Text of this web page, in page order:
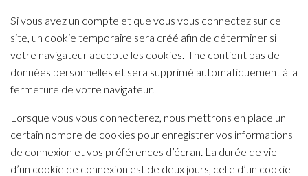
Si vous avez un compte et que vous vous connectez sur ce
site, un cookie temporaire sera créé afin de déterminer si
votre navigateur accepte les cookies. Il ne contient pas de
données personnelles et sera supprimé automatiquement à la
fermeture de votre navigateur.
Lorsque vous vous connecterez, nous mettrons en place un
certain nombre de cookies pour enregistrer vos informations
de connexion et vos préférences d’écran. La durée de vie
d’un cookie de connexion est de deux jours, celle d’un cookie